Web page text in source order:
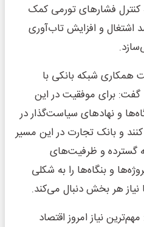
کنترل فشارهای تورمی کمک
اشتغال و افزایش تاب‌آوری
همکاری شبکه بانکی با
برای موفقیت در این
و نهادهای سیاست‌گذار در
و بانک تجارت در این مسیر
گسترده و ظرفیت‌های
و بنگاه‌ها را به شکلی
هر بخش دنبال می‌کند.
نیاز امروز اقتصاد